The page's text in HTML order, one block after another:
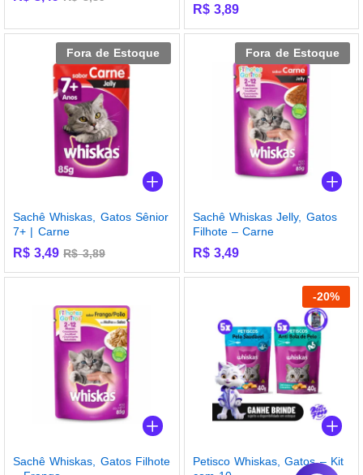
Avaliação
de 5
R$3,89
Fora de Estoque
Sachê Whiskas, Gatos Sênior
7+ | Carne
R$ 3,49 R$3,89
Fora de Estoque
Sachê Whiskas Jelly, Gatos
Filhote – Carne
R$3,49
Sachê Whiskas, Gatos Filhote
-20%
Petisco Whiskas, Gatos – Kit